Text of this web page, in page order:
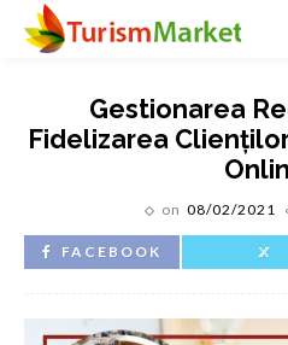
Gestionarea
Fidelizarea
on 08/02/2021
FACEBOOK